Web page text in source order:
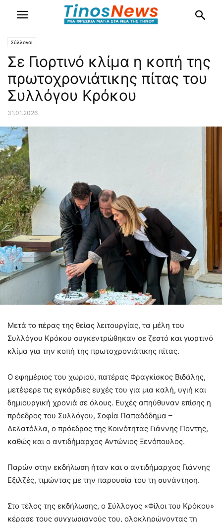
Σύλλογοι
Σε Γιορτινό κλίμα η κοπή της
πρωτοχρονιάτικης πίτας του
Συλλόγου Κρόκου
31.01.2026
Μετά το πέρας της θείας λειτουργίας, τα μέλη του
Συλλόγου Κρόκου συγκεντρώθηκαν σε ζεστό και γιορτινό
κλίμα για την κοπή της πρωτοχρονιάτικης πίτας.
Ο εφημέριος του χωριού, πατέρας Φραγκίσκος Βιδάλης,
μετέφερε τις εγκάρδιες ευχές του για μια καλή, υγιή και
δημιουργική χρονιά σε όλους. Ευχές απηύθυναν επίσης η
πρόεδρος του Συλλόγου, Σοφία Παπαδόδημα –
Δελατόλλα, ο πρόεδρος της Κοινότητας Γιάννης Ποντης,
καθώς και ο αντιδήμαρχος Αντώνιος Ξενόπουλος.
Παρών στην εκδήλωση ήταν και ο αντιδήμαρχος Γιάννης
Εξιλζές, τιμώντας με την παρουσία του τη συνάντηση.
Στο τέλος της εκδήλωσης, ο Σύλλογος «Φίλοι του Κρόκου»
κέρασε τους συγχωριανούς του, ολοκληρώνοντας τη